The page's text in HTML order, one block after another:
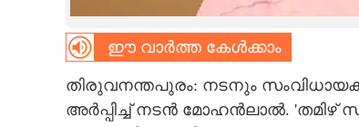
CARTOONS
ഈ വാർത്ത കേൾക്കാം
തിരുവനന്തപുരം: നടനും
അർപ്പിച്ച് നടൻ മോഹൻലാൽ. 'തമിഴ്